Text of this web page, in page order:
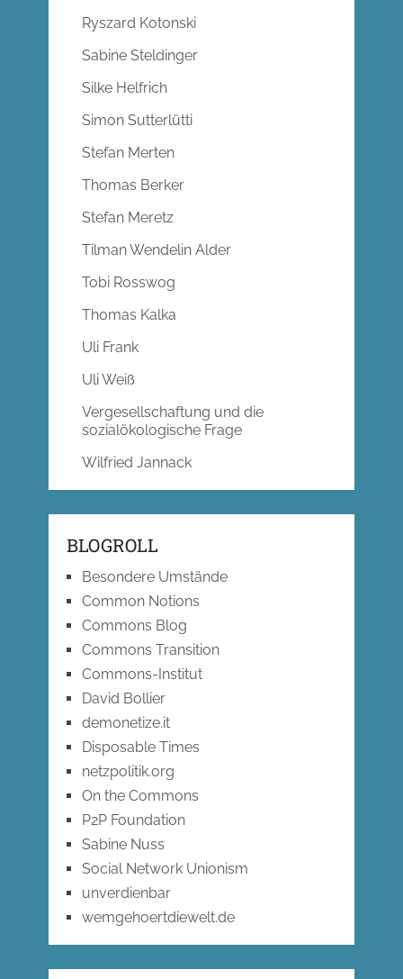
Ryszard Kotonski
Sabine Steldinger
Silke Helfrich
Simon Sutterlütti
Stefan Merten
Thomas Berker
Stefan Meretz
Tilman Wendelin Alder
Tobi Rosswog
Thomas Kalka
Uli Frank
Uli Weiß
Vergesellschaftung und die
sozialökologische Frage
Wilfried Jannack
BLOGROLL
Besondere Umstände
Common Notions
Commons Blog
Commons Transition
Commons-Institut
David Bollier
demonetize.it
Disposable Times
netzpolitik.org
On the Commons
P2P Foundation
Sabine Nuss
Social Network Unionism
unverdienbar
wemgehoertdiewelt.de